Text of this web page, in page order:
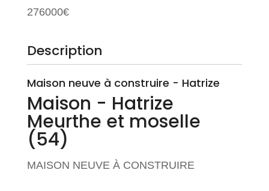
276000€
Description
Maison neuve à construire - Hatrize
Maison - Hatrize
Meurthe et moselle
(54)
MAISON NEUVE À CONSTRUIRE